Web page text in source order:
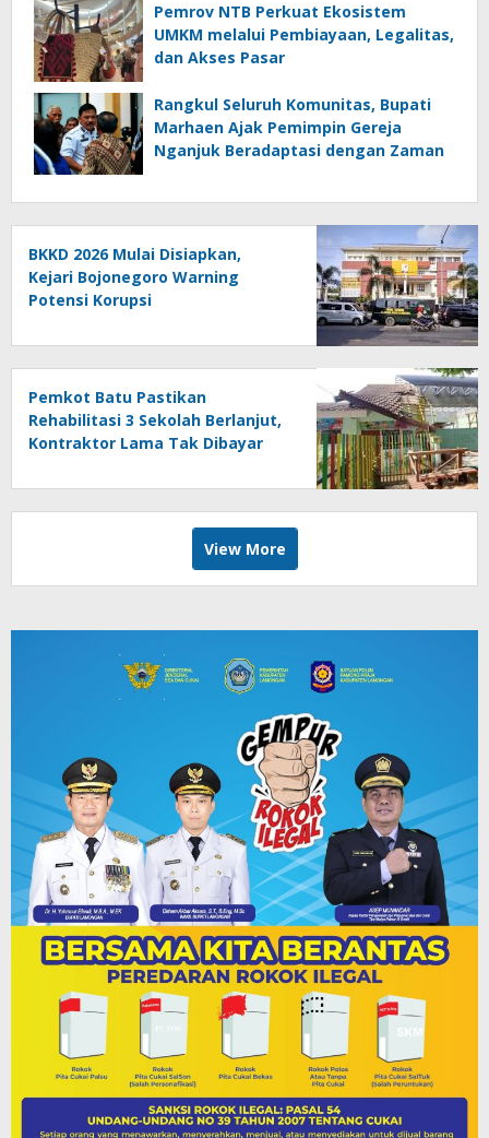
Pemrov NTB Perkuat Ekosistem
UMKM melalui Pembiayaan, Legalitas,
dan Akses Pasar
Rangkul Seluruh Komunitas, Bupati
Marhaen Ajak Pemimpin Gereja
Nganjuk Beradaptasi dengan Zaman
BKKD 2026 Mulai Disiapkan,
Kejari Bojonegoro Warning
Potensi Korupsi
Pemkot Batu Pastikan
Rehabilitasi 3 Sekolah Berlanjut,
Kontraktor Lama Tak Dibayar
View More